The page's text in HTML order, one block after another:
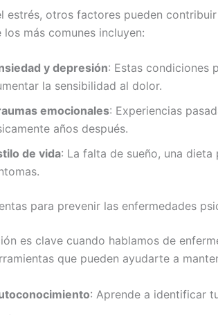
estrés, otros factores pueden
los más comunes incluyen:
y depresión: Estas condiciones
la sensibilidad al dolor.
emocionales: Experiencias
años después.
de vida: La falta de sueño, una
para prevenir las enfermedades
es clave cuando hablamos de
que pueden ayudarte a
: Aprende a identificar